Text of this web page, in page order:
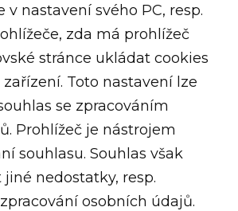
v nastavení svého PC, resp.
zda má prohlížeč
stránce ukládat cookies
Toto nastavení lze
se zpracováním
Prohlížeč je nástrojem
souhlasu. Souhlas však
nedostatky, resp.
osobních údajů.